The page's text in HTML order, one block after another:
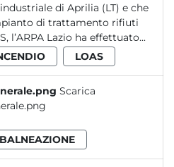
di Aprilia (LT) e che
di trattamento rifiuti
l’ARPA Lazio ha effettuato...
LOAS
Scarica
BALNEAZIONE